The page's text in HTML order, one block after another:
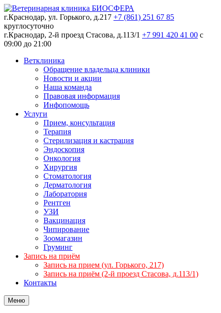
г.Краснодар, ул. Горького, д.217 +7 (861) 251 67 85
круглосуточно
г.Краснодар, 2-й проезд Стасова, д.113/1 +7 991 420 41 00 c
09:00 до 21:00
Ветклиника
Обращение владельца клиники
Новости и акции
Наша команда
Правовая информация
Инфопомощь
Услуги
Прием, консультация
Терапия
Стерилизация и кастрация
Эндоскопия
Онкология
Хирургия
Стоматология
Дерматология
Лаборатория
Рентген
УЗИ
Вакцинация
Чипирование
Зоомагазин
Груминг
Запись на приём
Запись на прием (ул. Горького, 217)
Запись на приём (2-й проезд Стасова, д.113/1)
Контакты
Меню